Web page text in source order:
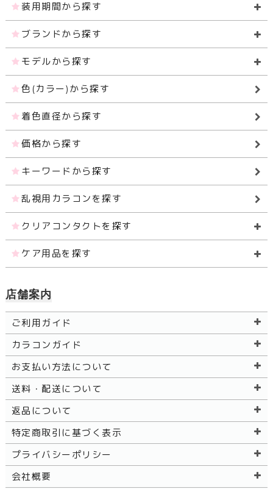
装用期間から探す
ブランドから探す
モデルから探す
色(カラー)から探す
着色直径から探す
価格から探す
キーワードから探す
乱視用カラコンを探す
クリアコンタクトを探す
ケア用品を探す
店舗案内
ご利用ガイド
カラコンガイド
お支払い方法について
送料・配送について
返品について
特定商取引に基づく表示
プライバシーポリシー
会社概要